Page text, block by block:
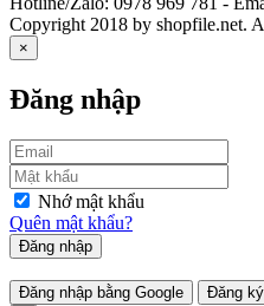
Copyright 2018 by shopfile.net.
×
Đăng nhập
Nhớ mật khẩu
Quên mật khẩu?
Đăng nhập
Đăng nhập bằng Google
Đăng